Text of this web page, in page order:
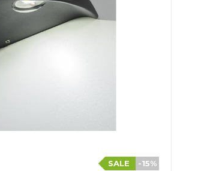
-15%
SALE